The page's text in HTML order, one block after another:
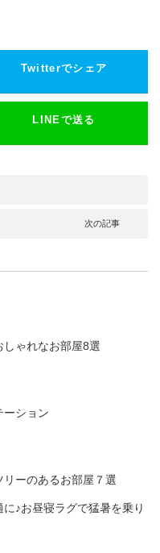
Twitterでシェア
LINEで送る
次の記事
しゃれなお部屋8選
ーション
ーのあるお部屋７選
♪お昼寝ラグで猛暑を乗り